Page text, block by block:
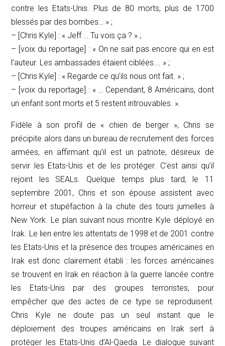
contre les Etats-Unis. Plus de 80 morts, plus de 1700
blessés par des bombes… » ;
– [Chris Kyle] : « Jeff … Tu vois ça ? » ;
– [voix du reportage] : « On ne sait pas encore qui en est
l’auteur. Les ambassades étaient ciblées…. » ;
– [Chris Kyle] : « Regarde ce qu’ils nous ont fait. » ;
– [voix du reportage] : « … Cependant, 8 Américains, dont
un enfant sont morts et 5 restent introuvables. ».
Fidèle à son profil de « chien de berger », Chris se
précipite alors dans un bureau de recrutement des forces
armées, en affirmant qu’il est un patriote, désireux de
servir les Etats-Unis et de les protéger. C’est ainsi qu’il
rejoint les SEALs . Quelque temps plus tard, le 11
septembre 2001, Chris et son épouse assistent avec
horreur et stupéfaction à la chute des tours jumelles à
New York. Le plan suivant nous montre Kyle déployé en
Irak. Le lien entre les attentats de 1998 et de 2001 contre
les Etats-Unis et la présence des troupes américaines en
Irak est donc clairement établi : les forces américaines
se trouvent en Irak en réaction à la guerre lancée contre
les Etats-Unis par des groupes terroristes, pour
empêcher que des actes de ce type se reproduisent.
Chris Kyle ne doute pas un seul instant que le
déploiement des troupes américains en Irak sert à
protéger les Etats-Unis d’Al-Qaeda. Le dialogue suivant